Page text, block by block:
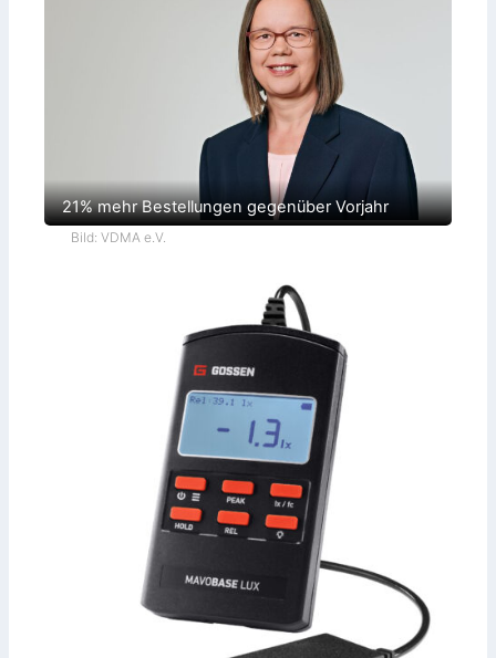
21% mehr Bestellungen gegenüber Vorjahr
Bild: VDMA e.V.